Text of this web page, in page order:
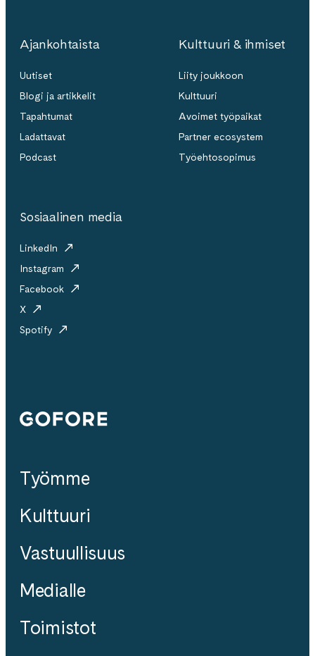
Ajankohtaista
Uutiset
Blogi ja artikkelit
Tapahtumat
Ladattavat
Podcast
Kulttuuri & ihmiset
Liity joukkoon
Kulttuuri
Avoimet työpaikat
Partner ecosystem
Työehtosopimus
Sosiaalinen media
LinkedIn
Instagram
Facebook
X
Spotify
Gofore
Työmme
Kulttuuri
Vastuullisuus
Medialle
Toimistot